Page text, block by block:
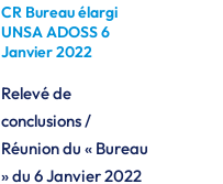
CR Bureau élargi
UNSA ADOSS 6
Janvier 2022
Relevé de
conclusions /
Réunion du « Bureau
» du 6 Janvier 2022